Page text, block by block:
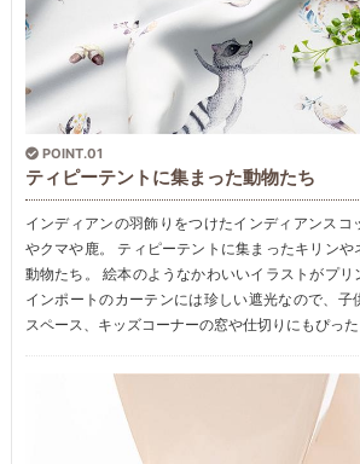
POINT.01
ティピーテントに集まった動物たち
インディアンの羽飾りをつけたインディアンスコ
やクマや鹿。 ティピーテントに集まったキリン
動物たち。 絵本のようなかわいいイラストがプ
インポートのカーテンには珍しい遮光なので、子
スペース、キッズコーナーの窓や仕切りにもぴった